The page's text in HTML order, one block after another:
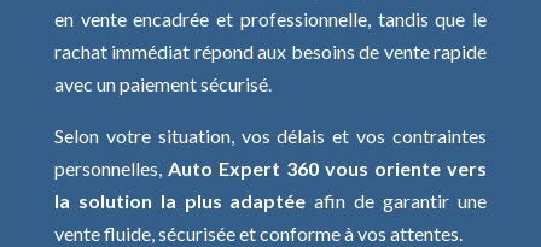
en vente encadrée et professionnelle, tandis que le
rachat immédiat répond aux besoins de vente rapide
avec un paiement sécurisé.
Selon votre situation, vos délais et vos contraintes
personnelles, Auto Expert 360 vous oriente vers
la solution la plus adaptée afin de garantir une
vente fluide, sécurisée et conforme à vos attentes.